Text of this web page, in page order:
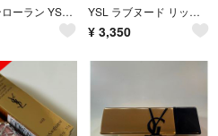
イヴ サンローラン YSL ラブシャイン キャンディグレーズ 2 未使用 YSL ラブヌード リップスティック 6
¥ 3,350